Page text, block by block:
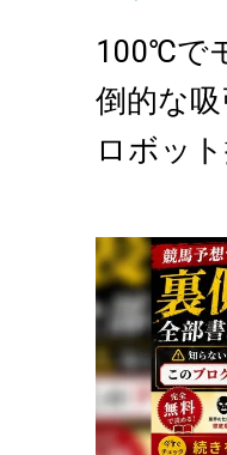
100℃で
倒的な
ロボッ